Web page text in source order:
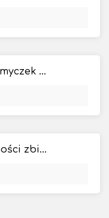
XX (Na kominie płomyczek się żarzy...)
XX (W nieprzerwalności zbiorowego bytu...)